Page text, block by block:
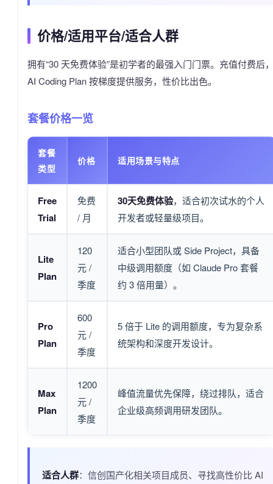
价格/适用平台/适合人群
拥有“30 天免费体验”是初学者的最强入门门票。充值付费后
AI Coding Plan 按梯度提供服务，性价比出色。
套餐价格一览
套餐
类型
价格 适用场景与特点
Free
Trial
免费
/ 月
30天免费体验，适合初次试水的个人
开发者或轻量级项目。
Lite
Plan
120
元 /
季度
适合小型团队或 Side Project，具备
中级调用额度（如 Claude Pro 套餐
约 3 倍用量）。
Pro
Plan
600
元 /
季度
5 倍于 Lite 的调用额度，专为复杂系
统架构和深度开发设计。
Max
Plan
1200
元 /
季度
峰值流量优先保障，绕过排队，适合
企业级高频调用研发团队。
适合人群：信创国产化相关项目成员、寻找高性价比 AI